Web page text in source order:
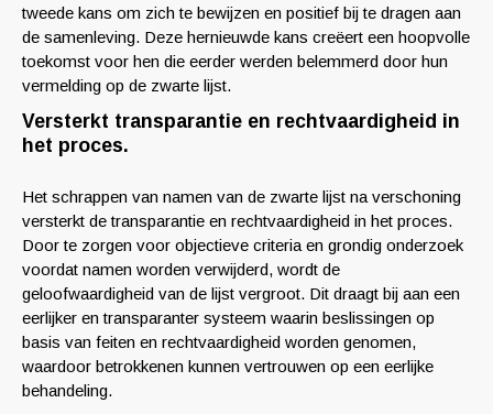
tweede kans om zich te bewijzen en positief bij te dragen aan
de samenleving. Deze hernieuwde kans creëert een hoopvolle
toekomst voor hen die eerder werden belemmerd door hun
vermelding op de zwarte lijst.
Versterkt transparantie en rechtvaardigheid in
het proces.
Het schrappen van namen van de zwarte lijst na verschoning
versterkt de transparantie en rechtvaardigheid in het proces.
Door te zorgen voor objectieve criteria en grondig onderzoek
voordat namen worden verwijderd, wordt de
geloofwaardigheid van de lijst vergroot. Dit draagt bij aan een
eerlijker en transparanter systeem waarin beslissingen op
basis van feiten en rechtvaardigheid worden genomen,
waardoor betrokkenen kunnen vertrouwen op een eerlijke
behandeling.